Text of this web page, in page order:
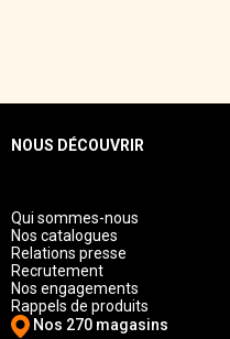
NOUS DÉCOUVRIR
Qui sommes-nous
Nos catalogues
Relations presse
Recrutement
Nos engagements
Rappels de produits
Nos 270 magasins